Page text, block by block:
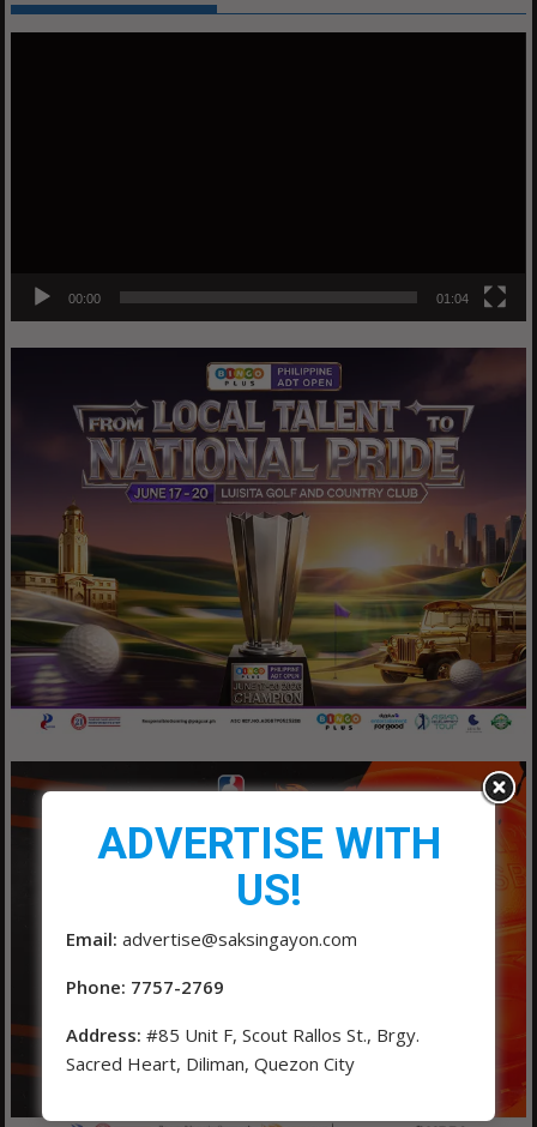
00:00 01:04
ADVERTISE WITH
US!
Email: advertise@saksingayon.com
Phone: 7757-2769
Address: #85 Unit F, Scout Rallos St., Brgy.
Sacred Heart, Diliman, Quezon City